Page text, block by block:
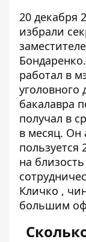
20 декабря
избрали
работал в
уголовного
бакалавра
получал в
в месяц. Он
на
Кличко ,
большим